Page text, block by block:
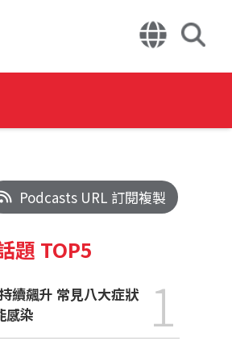
Podcasts URL 訂閱複製
題 TOP5
感染
1